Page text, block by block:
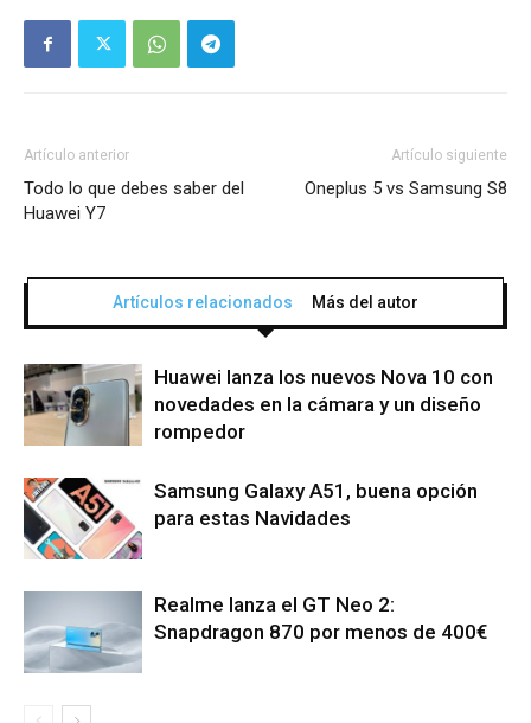
Artículo anterior
Todo lo que debes saber del
Huawei Y7
Artículo siguiente
Oneplus 5 vs Samsung S8
Artículos relacionados Más del autor
Huawei lanza los nuevos Nova 10 con
novedades en la cámara y un diseño
rompedor
Samsung Galaxy A51, buena opción
para estas Navidades
Realme lanza el GT Neo 2:
Snapdragon 870 por menos de 400€